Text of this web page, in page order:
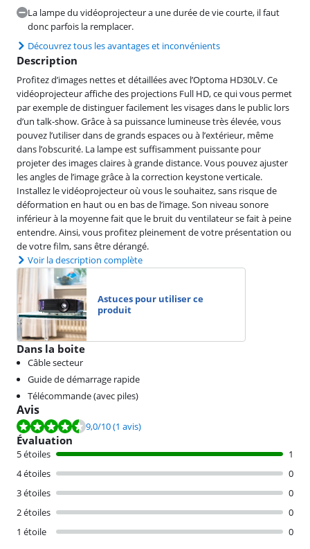
La lampe du vidéoprojecteur a une durée de vie courte, il faut
donc parfois la remplacer.
Découvrez tous les avantages et inconvénients
Description
Profitez d’images nettes et détaillées avec l’Optoma HD30LV. Ce
vidéoprojecteur affiche des projections Full HD, ce qui vous permet
par exemple de distinguer facilement les visages dans le public lors
d’un talk-show. Grâce à sa puissance lumineuse très élevée, vous
pouvez l’utiliser dans de grands espaces ou à l’extérieur, même
dans l’obscurité. La lampe est suffisamment puissante pour
projeter des images claires à grande distance. Vous pouvez ajuster
les angles de l’image grâce à la correction keystone verticale.
Installez le vidéoprojecteur où vous le souhaitez, sans risque de
déformation en haut ou en bas de l’image. Son niveau sonore
inférieur à la moyenne fait que le bruit du ventilateur se fait à peine
entendre. Ainsi, vous profitez pleinement de votre présentation ou
de votre film, sans être dérangé.
Voir la description complète
Astuces pour utiliser ce
produit
Dans la boite
Câble secteur
Guide de démarrage rapide
Télécommande (avec piles)
Avis
La note est de 9,0 sur 10, basée sur 1 avis.
9,0/10(1 avis)
Évaluation
5 étoiles
1
4 étoiles
0
3 étoiles
0
2 étoiles
0
1 étoile
0